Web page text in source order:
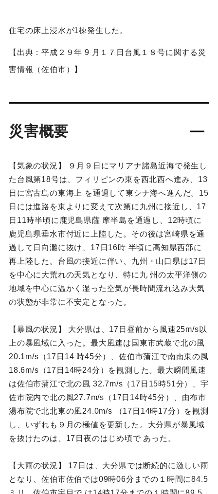
住宅の床上浸水が1棟発生した。
【出典：平成２９年 9 月１７日台風１８号に関する災
害情報（佐伯市）】
災害概要
【気象の状況】 ９月９日にマリアナ諸島近海で発生し
た台風第18号は、フィリピンの東を西北西へ進み、13
日に宮古島の東海上 を通過して東シナ海へ進んだ。15
日には進路を東よりに変えて次第に九州に接近し、17
日11時半頃に鹿児島県薩 摩半島を通過し、12時頃に
鹿児島県垂水市付近に上陸した。その後は宮崎県を通
過して日向灘に抜け、17日16時 半頃に高知県西部に
再上陸した。台風の接近に伴い、九州・山口県は17日
を中心に大荒れの天気となり、特に九 州の太平洋側の
地域を中心に温かく湿った空気が長時間流れ込み大気
の状態が非常に不安定となった。
【暴風の状況】 大分県は、17日昼前から風速25m/s以
上の暴風域に入った。最大風速は国東市武蔵で北の風
20.1m/s（17日14 時45分）、佐伯市蒲江で南南東の風
18.6m/s（17日14時24分）を観測した。最大瞬間風速
は佐伯市蒲江で北の風 32.7m/s（17日15時51分）、宇
佐市院内で北の風27.7m/s（17日14時45分）、由布市
湯布院で北北東の風24.0m/s （17日14時17分）を観測
し、いずれも９月の極値を更新した。大分県が暴風域
を抜けたのは、17日夜のはじめ頃で あった。
【大雨の状況】 17日は、大分県では断続的に激しい雨
となり、佐伯市佐伯では09時06分までの１時間に84.5